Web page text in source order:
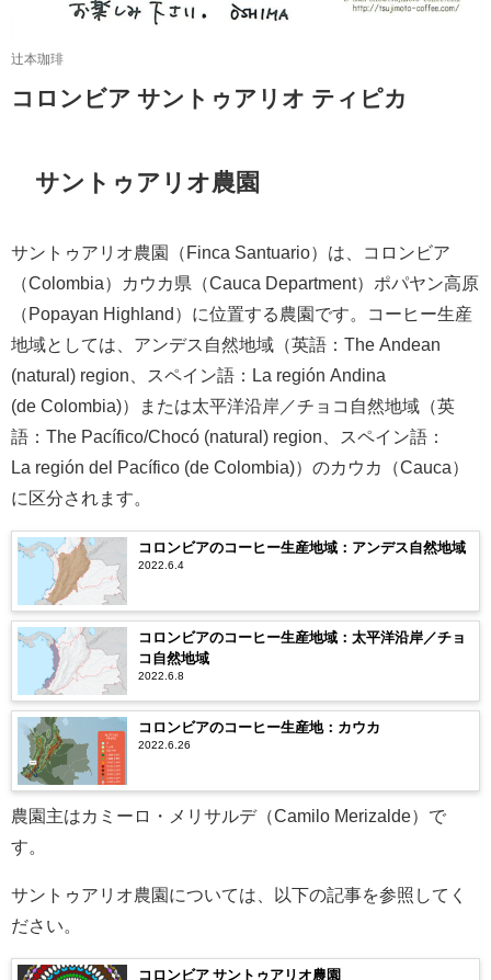
辻本珈琲
コロンビア サントゥアリオ ティピカ
サントゥアリオ農園
サントゥアリオ農園（Finca Santuario）は、コロンビア
（Colombia）カウカ県（Cauca Department）ポパヤン高原
（Popayan Highland）に位置する農園です。コーヒー生産
地域としては、アンデス自然地域（英語：The Andean
(natural) region、スペイン語：La región Andina​​​
(de Colombia)）または太平洋沿岸／チョコ自然地域（英
語：The Pacífico/Chocó (natural) region、スペイン語：
La región del Pacífico​​​ (de Colombia)）のカウカ（Cauca）
に区分されます。
コロンビアのコーヒー生産地域：アンデス自然地域
2022.6.4
コロンビアのコーヒー生産地域：太平洋沿岸／チョ
コ自然地域
2022.6.8
コロンビアのコーヒー生産地：カウカ
2022.6.26
農園主はカミーロ・メリサルデ（Camilo Merizalde）で
す。
サントゥアリオ農園については、以下の記事を参照してく
ださい。
コロンビア サントゥアリオ農園